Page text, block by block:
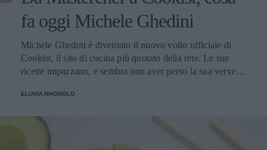
fa oggi Michele Ghedini
Michele Ghedini è diventato il nuovo volto ufficiale di
Cookist, il sito di cucina più quotato della rete. Le sue
ricette impazzano, e sembra non aver perso la sua verve
veramente stupendo.
ELIANA MAGNOLO